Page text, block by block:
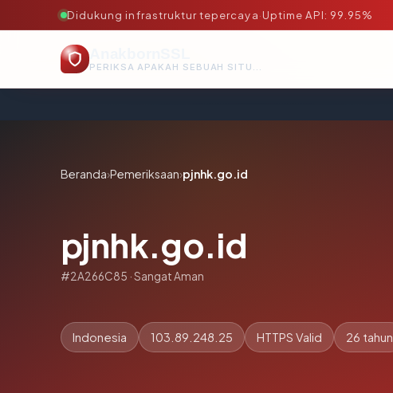
Didukung infrastruktur tepercaya·Uptime API: 99.95%
PERIKSA APAKAH SEBUAH SITUS AMAN, TEPERCAYA, DAN TERVERIFIKASI DALAM HITUNGAN DETIK.
Beranda›Pemeriksaan›pjnhk.go.id
pjnhk.go.id
#2A266C85 · Sangat Aman
Indonesia 103.89.248.25 HTTPS Valid 26 tahun